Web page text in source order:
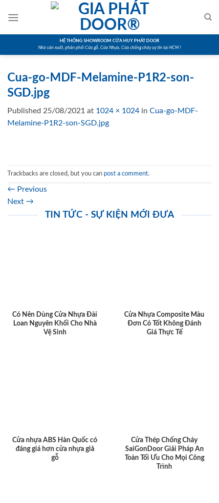
HỆ THỐNG SHOWROOM CỬA HUY PHÁT DOOR
Nhà sản xuất, phân phối Cửa gỗ, Cửa Nhựa, Cửa chống cháy uy tín tại HCM !
Cua-go-MDF-Melamine-P1R2-son-
SGD.jpg
Published 25/08/2021 at 1024 × 1024 in Cua-go-MDF-
Melamine-P1R2-son-SGD.jpg
Trackbacks are closed, but you can post a comment.
← Previous
Next →
TIN TỨC - SỰ KIỆN MỚI ĐƯA
Có Nên Dùng Cửa Nhựa Đài
Loan Nguyên Khối Cho Nhà
Vệ Sinh
Cửa Nhựa Composite Màu
Đơn Có Tốt Không Đánh
Giá Thực Tế
Cửa nhựa ABS Hàn Quốc có
đáng giá hơn cửa nhựa giả
gỗ
Cửa Thép Chống Cháy
SaiGonDoor Giải Pháp An
Toàn Tối Ưu Cho Mọi Công
Trình